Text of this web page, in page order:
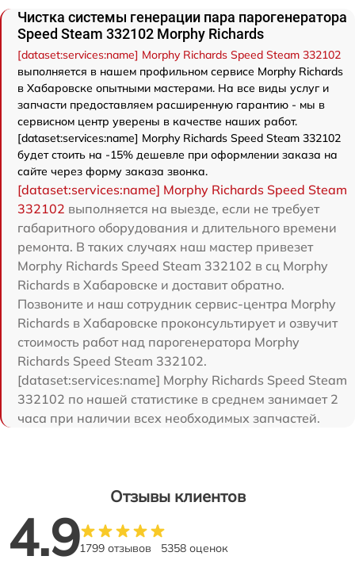
Чистка системы генерации пара парогенератора
Speed Steam 332102 Morphy Richards
[dataset:services:name] Morphy Richards Speed Steam 332102
выполняется в нашем профильном сервисе Morphy Richards
в Хабаровске опытными мастерами. На все виды услуг и
запчасти предоставляем расширенную гарантию - мы в
сервисном центр уверены в качестве наших работ.
[dataset:services:name] Morphy Richards Speed Steam 332102
будет стоить на -15% дешевле при оформлении заказа на
сайте через форму заказа звонка.
[dataset:services:name] Morphy Richards Speed Steam
332102 выполняется на выезде, если не требует
габаритного оборудования и длительного времени
ремонта. В таких случаях наш мастер привезет
Morphy Richards Speed Steam 332102 в сц Morphy
Richards в Хабаровске и доставит обратно.
Позвоните и наш сотрудник сервис-центра Morphy
Richards в Хабаровске проконсультирует и озвучит
стоимость работ над парогенератора Morphy
Richards Speed Steam 332102.
[dataset:services:name] Morphy Richards Speed Steam
332102 по нашей статистике в среднем занимает 2
часа при наличии всех необходимых запчастей.
Отзывы клиентов
4.91799 отзывов 5358 оценок